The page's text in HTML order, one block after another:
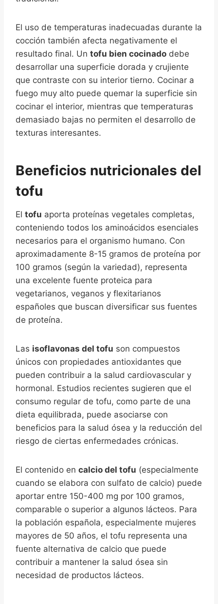
El uso de temperaturas inadecuadas durante la
cocción también afecta negativamente el
resultado final. Un tofu bien cocinado debe
desarrollar una superficie dorada y crujiente
que contraste con su interior tierno. Cocinar a
fuego muy alto puede quemar la superficie sin
cocinar el interior, mientras que temperaturas
demasiado bajas no permiten el desarrollo de
texturas interesantes.
Beneficios nutricionales del
tofu
El tofu aporta proteínas vegetales completas,
conteniendo todos los aminoácidos esenciales
necesarios para el organismo humano. Con
aproximadamente 8-15 gramos de proteína por
100 gramos (según la variedad), representa
una excelente fuente proteica para
vegetarianos, veganos y flexitarianos
españoles que buscan diversificar sus fuentes
de proteína.
Las isoflavonas del tofu son compuestos
únicos con propiedades antioxidantes que
pueden contribuir a la salud cardiovascular y
hormonal. Estudios recientes sugieren que el
consumo regular de tofu, como parte de una
dieta equilibrada, puede asociarse con
beneficios para la salud ósea y la reducción del
riesgo de ciertas enfermedades crónicas.
El contenido en calcio del tofu (especialmente
cuando se elabora con sulfato de calcio) puede
aportar entre 150-400 mg por 100 gramos,
comparable o superior a algunos lácteos. Para
la población española, especialmente mujeres
mayores de 50 años, el tofu representa una
fuente alternativa de calcio que puede
contribuir a mantener la salud ósea sin
necesidad de productos lácteos.